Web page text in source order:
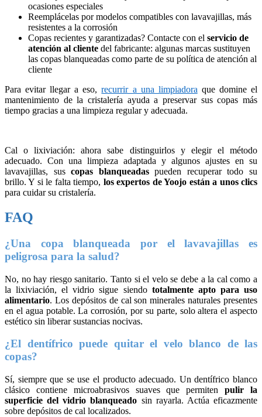
ocasiones especiales
Reemplácelas por modelos compatibles con lavavajillas, más
resistentes a la corrosión
Copas recientes y garantizadas? Contacte con el servicio de
atención al cliente del fabricante: algunas marcas sustituyen
las copas blanqueadas como parte de su política de atención al
cliente
Para evitar llegar a eso,recurrir a una limpiadora que domine el
mantenimiento de la cristalería ayuda a preservar sus copas más
tiempo gracias a una limpieza regular y adecuada.
Cal o lixiviación: ahora sabe distinguirlos y elegir el método
adecuado. Con una limpieza adaptada y algunos ajustes en su
lavavajillas, suscopas blanqueadaspueden recuperar todo su
brillo. Y si le falta tiempo, los expertos de Yoojo están a unos clics
para cuidar su cristalería.
FAQ
¿Una copa blanqueada por el lavavajillas es
peligrosa para la salud?
No, no hay riesgo sanitario. Tanto si el velo se debe a la cal como a
la lixiviación, el vidrio sigue siendo totalmente apto para uso
alimentario. Los depósitos de cal son minerales naturales presentes
en el agua potable. La corrosión, por su parte, solo altera el aspecto
estético sin liberar sustancias nocivas.
¿El dentífrico puede quitar el velo blanco de las
copas?
Sí, siempre que se use el producto adecuado. Un dentífrico blanco
clásico contiene microabrasivos suaves que permitenpulir la
superficie del vidrio blanqueado sin rayarla. Actúa eficazmente
sobre depósitos de cal localizados.